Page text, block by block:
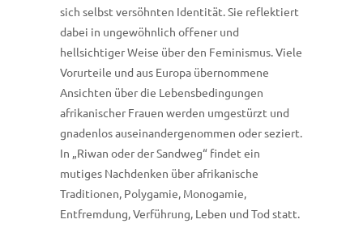
sich selbst versöhnten Identität. Sie reflektiert
dabei in ungewöhnlich offener und
hellsichtiger Weise über den Feminismus. Viele
Vorurteile und aus Europa übernommene
Ansichten über die Lebensbedingungen
afrikanischer Frauen werden umgestürzt und
gnadenlos auseinandergenommen oder seziert.
In „Riwan oder der Sandweg“ findet ein
mutiges Nachdenken über afrikanische
Traditionen, Polygamie, Monogamie,
Entfremdung, Verführung, Leben und Tod statt.